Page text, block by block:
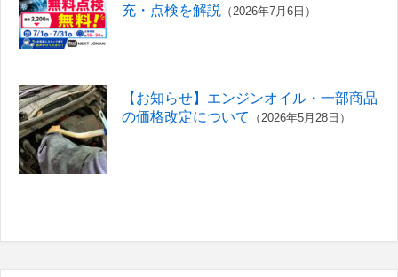
充・点検を解説
（2026年7月6日）
【お知らせ】エンジンオイル・一部商品
の価格改定について
（2026年5月28日）